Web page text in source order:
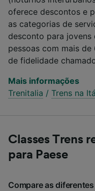
oferece descontos e
as categorias de
desconto para jovens
pessoas com mais
de fidelidade
Mais informações
Trenitalia / Trens na
Classes Trens
para Paese
Compare as